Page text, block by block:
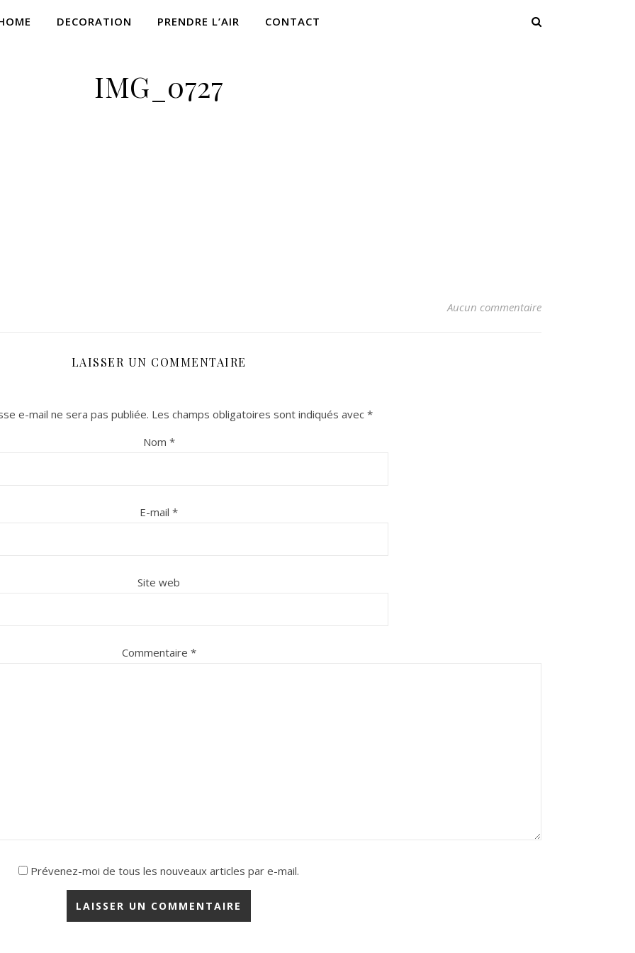
DECORATION PRENDRE L’AIR CONTACT
IMG_0727
Aucun commentaire
LAISSER UN COMMENTAIRE
e-mail ne sera pas publiée. Les champs obligatoires sont indiqués avec *
Nom *
E-mail *
Site web
Commentaire *
Prévenez-moi de tous les nouveaux articles par e-mail.